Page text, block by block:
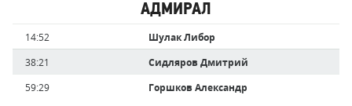
АДМИРАЛ
Время Имя
игрока
14:52
Шулак Либор
38:21
Сидляров Дмитрий
59:29
Горшков Александр